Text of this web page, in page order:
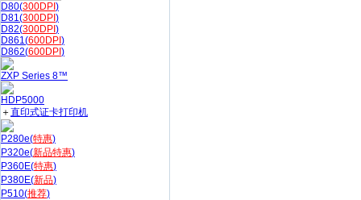
D80(300DPI )
D81(300DPI )
D82(300DPI )
D861(600DPI )
D862(600DPI )
ZXP Series 8™
HDP5000
＋直印式证卡打印机
P280e(特惠)
P320e(新品特惠)
P360E(特惠)
P380E(新品)
P510(推荐)